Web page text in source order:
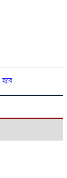
হবে